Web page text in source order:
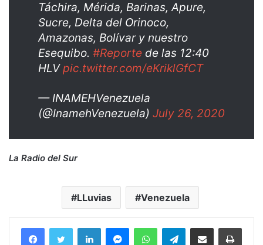
Táchira, Mérida, Barinas, Apure,
Sucre, Delta del Orinoco,
Amazonas, Bolívar y nuestro
Esequibo. #Reporte de las 12:40
HLVpic.twitter.com/eKriklGfCT
— INAMEHVenezuela
(@InamehVenezuela) July 26, 2020
La Radio del Sur
LLuvias Venezuela
FacebookTwitter LinkedInMessengerWhatsAppTelegramCompartir por correo electrónico